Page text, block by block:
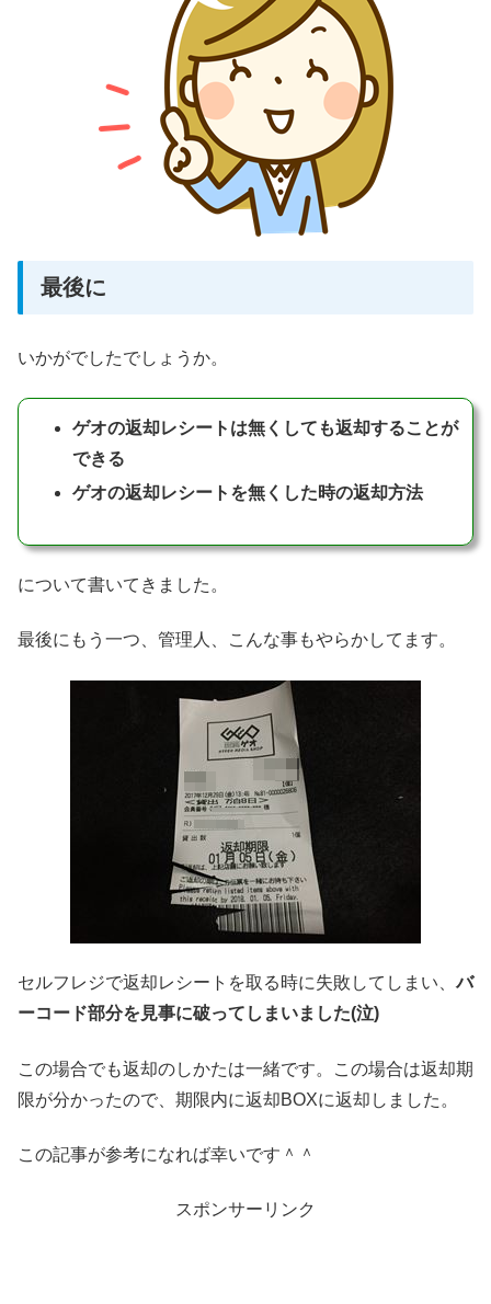
最後に
いかがでしたでしょうか。
ゲオの返却レシートは無くしても返却することが
できる
ゲオの返却レシートを無くした時の返却方法
について書いてきました。
最後にもう一つ、管理人、こんな事もやらかしてます。
セルフレジで返却レシートを取る時に失敗してしまい、バ
ーコード部分を見事に破ってしまいました(泣)
この場合でも返却のしかたは一緒です。この場合は返却期
限が分かったので、期限内に返却BOXに返却しました。
この記事が参考になれば幸いです＾＾
スポンサーリンク